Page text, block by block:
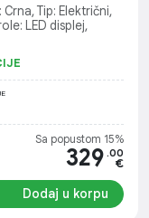
Tip: Električni,
LED displej,
Sa popustom 15%
329 .00
€
Dodaj u korpu